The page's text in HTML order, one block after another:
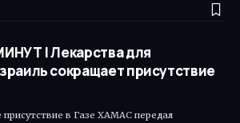
| Лекарства для
сокращает присутствие
в Газе ХАМАС передал